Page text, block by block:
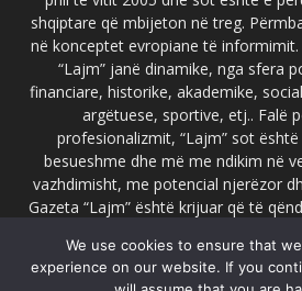
shqiptare që mbijeton në treg.
në konceptet evropiane të
“Lajm” janë dinamike, nga sfera
financiare, historike, akademike,
argëtuese, sportive, etj.. Falë
profesionalizmit, “Lajm” sot
besueshme dhe më me ndikim në
vazhdimisht, me potencial njerëzor
Gazeta “Lajm” është krijuar që të
faqja zyrtare e gazetës “Lajm”,
ndër portalet më të njohur
We use cookies to ensure that
experience on our website. If you